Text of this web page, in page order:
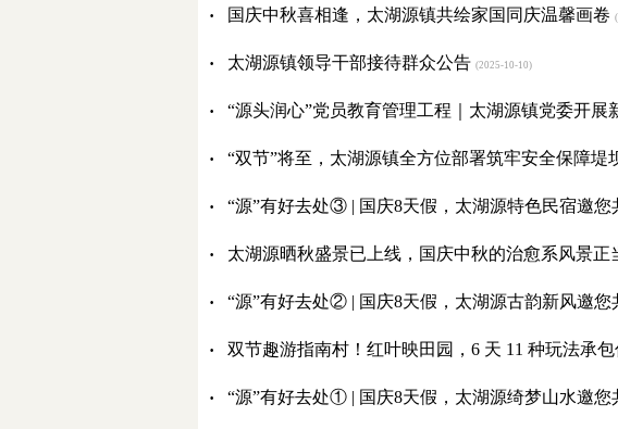
· 国庆中秋喜相逢，太湖源镇共绘家国同庆温馨画卷
· 太湖源镇领导干部接待群众公告 (2025-10-10)
· “源头润心”党员教育管理工程｜太湖源镇党委开展
· “双节”将至，太湖源镇全方位部署筑牢安全保障堤
· “源”有好去处③ | 国庆8天假，太湖源特色民宿邀您
· 太湖源晒秋盛景已上线，国庆中秋的治愈系风景正
· “源”有好去处② | 国庆8天假，太湖源古韵新风邀您
· 双节趣游指南村！红叶映田园，6 天 11 种玩法承包
· “源”有好去处① | 国庆8天假，太湖源绮梦山水邀您